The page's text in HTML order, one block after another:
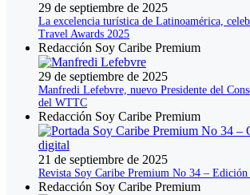
29 de septiembre de 2025
La excelencia turística de Latinoamérica,
Travel Awards 2025
Redacción Soy Caribe Premium
29 de septiembre de 2025
Manfredi Lefebvre, nuevo Presidente del
del WTTC
Redacción Soy Caribe Premium
21 de septiembre de 2025
Revista Soy Caribe Premium No 34 –
Redacción Soy Caribe Premium